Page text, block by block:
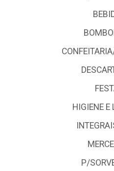
HIGIENE
P/